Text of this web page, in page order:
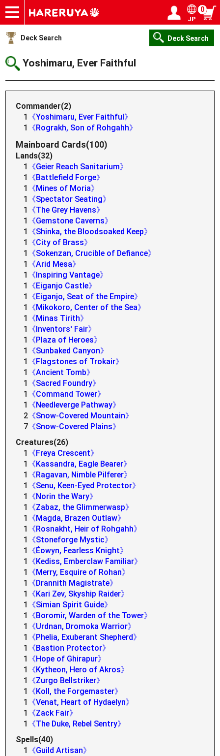
Onlineshop
Articles
Deck Search
Sponsored Players
Shop Info
Event Schedule
Help
Contact
JP
0
Deck Search Deck Search
Yoshimaru, Ever Faithful
Commander(2)
1
《Yoshimaru, Ever Faithful》
1
《Rograkh, Son of Rohgahh》
Mainboard Cards(100)
Lands(32)
1
《Geier Reach Sanitarium》
1
《Battlefield Forge》
1
《Mines of Moria》
1
《Spectator Seating》
1
《The Grey Havens》
1
《Gemstone Caverns》
1
《Shinka, the Bloodsoaked Keep》
1
《City of Brass》
1
《Sokenzan, Crucible of Defiance》
1
《Arid Mesa》
1
《Inspiring Vantage》
1
《Eiganjo Castle》
1
《Eiganjo, Seat of the Empire》
1
《Mikokoro, Center of the Sea》
1
《Minas Tirith》
1
《Inventors' Fair》
1
《Plaza of Heroes》
1
《Sunbaked Canyon》
1
《Flagstones of Trokair》
1
《Ancient Tomb》
1
《Sacred Foundry》
1
《Command Tower》
1
《Needleverge Pathway》
2 《Snow-Covered Mountain》
7 《Snow-Covered Plains》
Creatures(26)
1
《Freya Crescent》
1
《Kassandra, Eagle Bearer》
1
《Ragavan, Nimble Pilferer》
1
《Senu, Keen-Eyed Protector》
1
《Norin the Wary》
1
《Zabaz, the Glimmerwasp》
1
《Magda, Brazen Outlaw》
1
《Rosnakht, Heir of Rohgahh》
1
《Stoneforge Mystic》
1
《Éowyn, Fearless Knight》
1
《Kediss, Emberclaw Familiar》
1
《Merry, Esquire of Rohan》
1
《Drannith Magistrate》
1
《Kari Zev, Skyship Raider》
1
《Simian Spirit Guide》
1
《Boromir, Warden of the Tower》
1
《Urdnan, Dromoka Warrior》
1
《Phelia, Exuberant Shepherd》
1
《Bastion Protector》
1
《Hope of Ghirapur》
1
《Kytheon, Hero of Akros》
1
《Zurgo Bellstriker》
1
《Koll, the Forgemaster》
1
《Venat, Heart of Hydaelyn》
1
《Zack Fair》
1
《The Duke, Rebel Sentry》
Spells(40)
1
《Guild Artisan》